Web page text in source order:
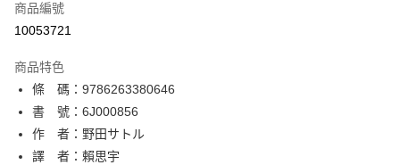
超商取貨付款
相關說明
【關於「AFTEE先享後付」】
AFTEE先享後付是「在收到商品之後才付款」的支付方式。 讓您購物簡單
便利好安心！
１．簡單：不需註冊會員、不需綁卡、不需儲值。
２．便利：只要手機號碼，簡訊認證，即可結帳。
ATM付款
運送方式
商品編號
10053721
商品特色
條 碼：9786263380646
書 號：6J000856
作 者：野田サトル
譯 者：賴思宇